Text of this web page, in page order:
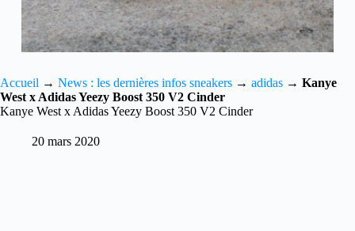
Accueil → News : les dernières infos sneakers → adidas → Kanye
West x Adidas Yeezy Boost 350 V2 Cinder
Kanye West x Adidas Yeezy Boost 350 V2 Cinder
20 mars 2020